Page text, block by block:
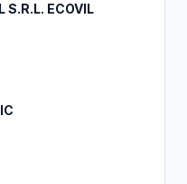
S.R.L. ECOVIL